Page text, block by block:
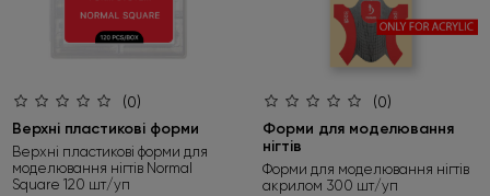
(0)
Верхні пластикові форми
Верхні пластикові форми для
моделювання нігтів Normal
Square 120 шт/уп
(0)
Форми для моделювання
нігтів
Форми для моделювання нігтів
акрилом 300 шт/уп